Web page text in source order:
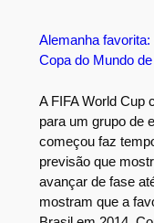
Alemanha
Copa do Mundo
A FIFA World Cup
para um grupo de
começou faz
previsão que
avançar de fase
mostram que a